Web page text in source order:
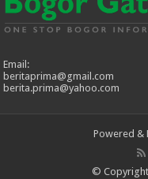
Email:
beritaprima@gmail.com
berita.prima@yahoo.com
Powered &
© Copyright